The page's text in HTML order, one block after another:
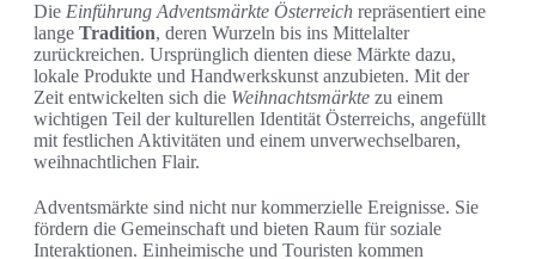
Die Einführung Adventsmärkte Österreich repräsentiert eine
lange Tradition, deren Wurzeln bis ins Mittelalter
zurückreichen. Ursprünglich dienten diese Märkte dazu,
lokale Produkte und Handwerkskunst anzubieten. Mit der
Zeit entwickelten sich die Weihnachtsmärkte zu einem
wichtigen Teil der kulturellen Identität Österreichs, angefüllt
mit festlichen Aktivitäten und einem unverwechselbaren,
weihnachtlichen Flair.
Adventsmärkte sind nicht nur kommerzielle Ereignisse. Sie
fördern die Gemeinschaft und bieten Raum für soziale
Interaktionen. Einheimische und Touristen kommen